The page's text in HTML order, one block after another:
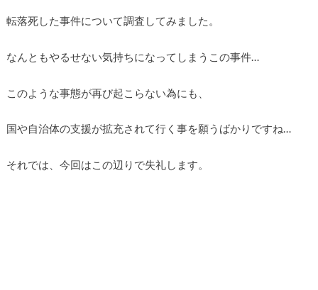
転落死した事件について調査してみました。
なんともやるせない気持ちになってしまうこの事件…
このような事態が再び起こらない為にも、
国や自治体の支援が拡充されて行く事を願うばかりですね…
それでは、今回はこの辺りで失礼します。